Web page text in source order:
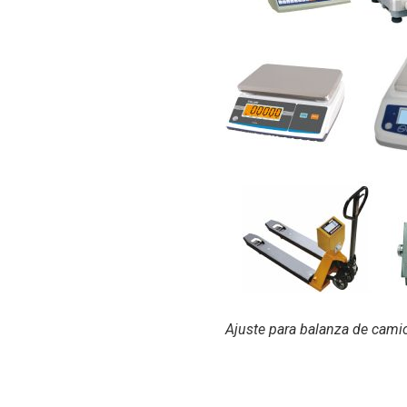
Ajuste para balanza de